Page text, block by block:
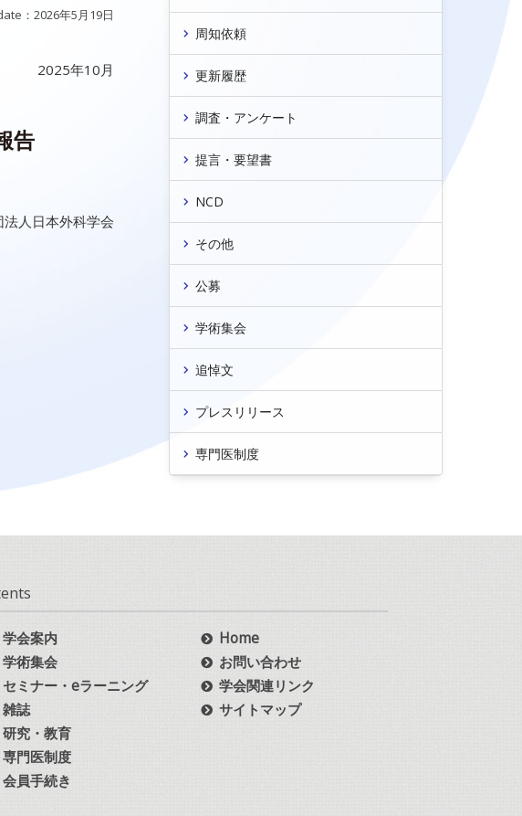
：2026年5月19日
2025年10月
告
法人日本外科学会
周知依頼
更新履歴
調査・アンケート
提言・要望書
NCD
その他
公募
学術集会
追悼文
プレスリリース
専門医制度
学会案内
学術集会
セミナー・eラーニング
雑誌
研究・教育
専門医制度
会員手続き
Home
お問い合わせ
学会関連リンク
サイトマップ